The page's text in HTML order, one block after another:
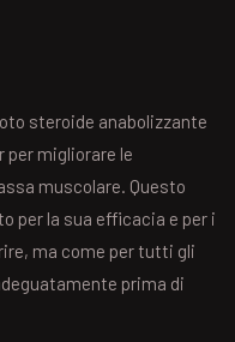
steroide anabolizzante
per migliorare le
muscolare. Questo
per la sua efficacia e per i
ma come per tutti gli
prima di